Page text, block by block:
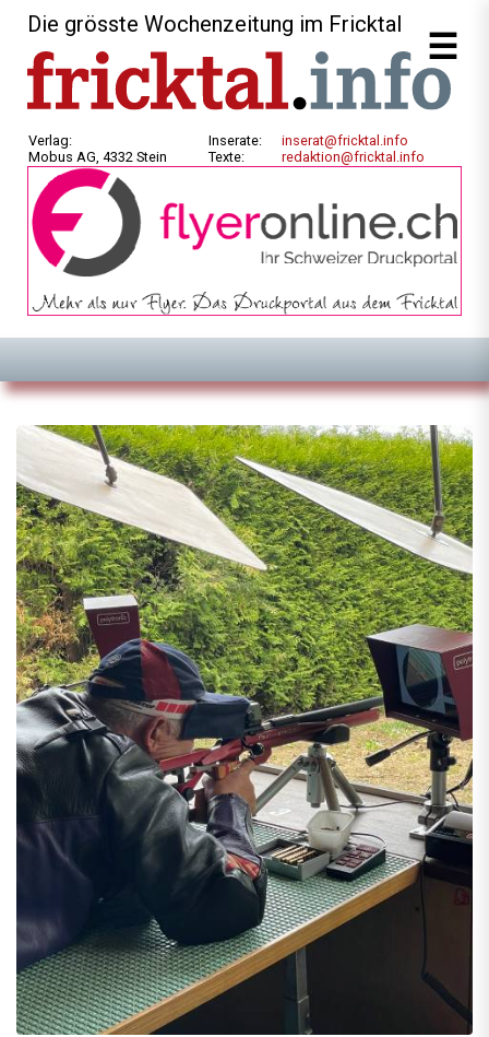
Die grösste Wochenzeitung im Fricktal
Verlag:
Mobus AG, 4332 Stein
Inserate:
Texte:
inserat@fricktal.info
redaktion@fricktal.info